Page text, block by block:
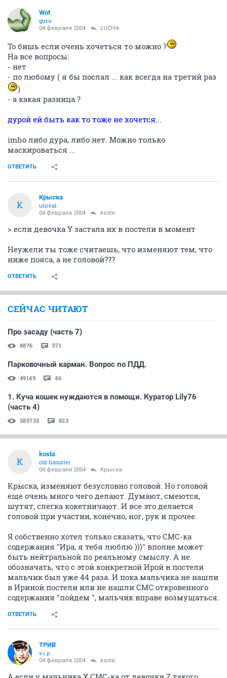
Wоt
guru
04 февраля 2004 LUCHik
То бишь если очень хочеться то можно ?
На все вопросы:
- нет
- по любому ( я бы послал ... как всегда на третий раз
)
- а какая разница ?
дурой ей быть как то тоже не хочется...
imho либо дура, либо нет. Можно только
маскироваться ...
ОТВЕТИТЬ
К
Крыска
unreal
04 февраля 2004 kosta
> если девочка Y застала их в постели в момент
Неужели ты тоже считаешь, что изменяют тем, что
ниже пояса, а не головой???
ОТВЕТИТЬ
СЕЙЧАС ЧИТАЮТ
Про засаду (часть 7)
8876 571
Парковочный карман. Вопрос по ПДД.
49149 46
1. Куча кошек нуждаются в помощи. Куратор Lily76
(часть 4)
285733 823
K
kosta
old hamster
04 февраля 2004 Крыска
Крыска, изменяют безусловно головой. Но головой
еще очень много чего делают. Думают, смеются,
шутят, слегка кокетничают. И все это делается
головой при участии, конечно, ног, рук и прочее.
Я собственно хотел только сказать, что СМС-ка
содержания "Ира, я тебя люблю )))" вполне может
быть нейтральной по реальному смыслу. А не
обозначать, что с этой конкретной Ирой в постели
мальчик был уже 44 раза. И пока мальчика не нашли
в Ириной постели или не нашли СМС откровенного
содержания "пойдем ", мальчик вправе возмущаться.
ОТВЕТИТЬ
ТРИВ
v.i.p.
04 февраля 2004 kosta